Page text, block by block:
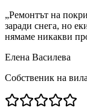
„Ремонтът на
заради снега, но
нямаме никакви
Елена Василева
Собственик на